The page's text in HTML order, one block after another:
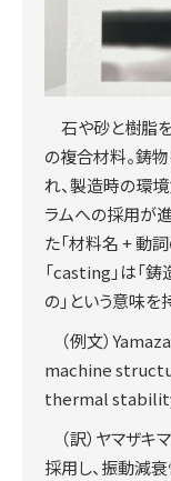
石や砂と樹脂
の複合材料。鋳
れ、製造時の環
ラムへの採用が
た「材料名 + 動
「casting」は「
の」という意味を
（例文）
machine
thermal
（訳）ヤマザ
採用し、振動減